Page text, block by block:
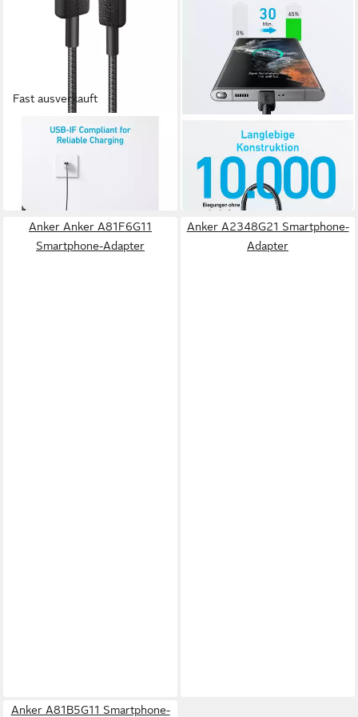
Fast ausverkauft
Anker 322 Computer-Kabel
in 4-5 Werktagen bei dir
A81F5G11 Smartphone-
Adapter
in 4-5 Werktagen bei dir
Anker Anker A81F6G11
Smartphone-Adapter
Anker A2348G21 Smartphone-
Adapter
Anker A81B5G11 Smartphone-